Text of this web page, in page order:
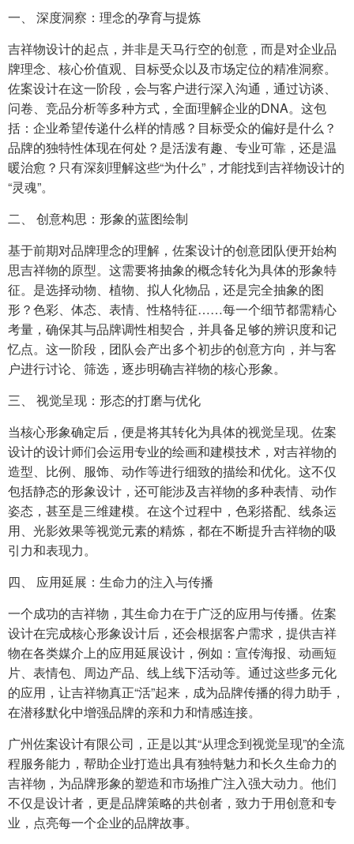
一、 深度洞察：理念的孕育与提炼
吉祥物设计的起点，并非是天马行空的创意，而是对企业品
牌理念、核心价值观、目标受众以及市场定位的精准洞察。
佐案设计在这一阶段，会与客户进行深入沟通，通过访谈、
问卷、竞品分析等多种方式，全面理解企业的DNA。这包
括：企业希望传递什么样的情感？目标受众的偏好是什么？
品牌的独特性体现在何处？是活泼有趣、专业可靠，还是温
暖治愈？只有深刻理解这些“为什么”，才能找到吉祥物设计的
“灵魂”。
二、 创意构思：形象的蓝图绘制
基于前期对品牌理念的理解，佐案设计的创意团队便开始构
思吉祥物的原型。这需要将抽象的概念转化为具体的形象特
征。是选择动物、植物、拟人化物品，还是完全抽象的图
形？色彩、体态、表情、性格特征……每一个细节都需精心
考量，确保其与品牌调性相契合，并具备足够的辨识度和记
忆点。这一阶段，团队会产出多个初步的创意方向，并与客
户进行讨论、筛选，逐步明确吉祥物的核心形象。
三、 视觉呈现：形态的打磨与优化
当核心形象确定后，便是将其转化为具体的视觉呈现。佐案
设计的设计师们会运用专业的绘画和建模技术，对吉祥物的
造型、比例、服饰、动作等进行细致的描绘和优化。这不仅
包括静态的形象设计，还可能涉及吉祥物的多种表情、动作
姿态，甚至是三维建模。在这个过程中，色彩搭配、线条运
用、光影效果等视觉元素的精炼，都在不断提升吉祥物的吸
引力和表现力。
四、 应用延展：生命力的注入与传播
一个成功的吉祥物，其生命力在于广泛的应用与传播。佐案
设计在完成核心形象设计后，还会根据客户需求，提供吉祥
物在各类媒介上的应用延展设计，例如：宣传海报、动画短
片、表情包、周边产品、线上线下活动等。通过这些多元化
的应用，让吉祥物真正“活”起来，成为品牌传播的得力助手，
在潜移默化中增强品牌的亲和力和情感连接。
广州佐案设计有限公司，正是以其“从理念到视觉呈现”的全流
程服务能力，帮助企业打造出具有独特魅力和长久生命力的
吉祥物，为品牌形象的塑造和市场推广注入强大动力。他们
不仅是设计者，更是品牌策略的共创者，致力于用创意和专
业，点亮每一个企业的品牌故事。